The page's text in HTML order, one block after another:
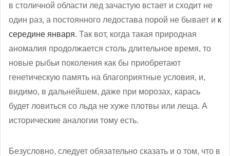
в столичной области лед зачастую встает и сходит не
один раз, а постоянного ледостава порой не бывает и к
середине января. Так вот, когда такая природная
аномалия продолжается столь длительное время, то
новые рыбьи поколения как бы приобретают
генетическую память на благоприятные условия, и,
видимо, в дальнейшем, даже при морозах, карась
будет ловиться со льда не хуже плотвы или леща. А
исторические аналогии тому есть.
Безусловно, следует обязательно сказать и о том, что в